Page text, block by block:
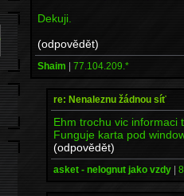
Dekuji.
(odpovědět)
Shaim | 77.104.209.*
re: Nenaleznu žádnou síť
Ehm trochu vic informaci
Funguje karta pod
(odpovědět)
asket - nelognut jako vzdy |